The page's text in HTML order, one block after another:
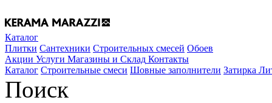
Каталог
Плитки Сантехники Строительных смесей Обоев
Акции Услуги Магазины и Склад Контакты
Каталог Строительные смеси Шовные заполнители Затирка
Поиск